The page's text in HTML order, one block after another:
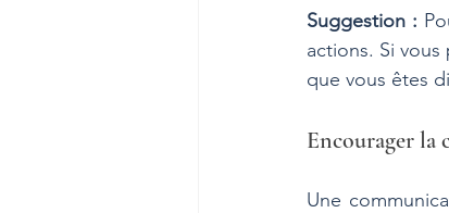
Suggestion :
actions. Si
que vous êtes
Encourager la
Une